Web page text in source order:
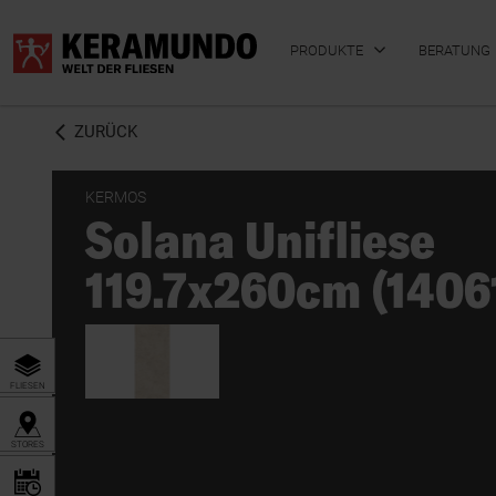
PRODUKTE
BADFLIESEN KÜCHENFLIESEN
BERATUNG
ZURÜCK
KERMOS
Solana Unifliese
119.7x260cm
FLIESEN
STORES